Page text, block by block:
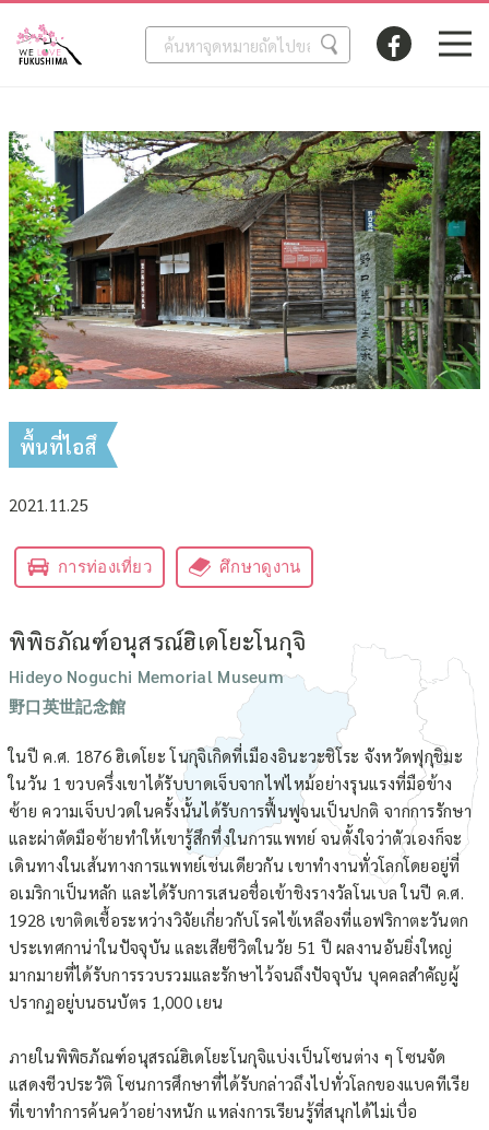
พื้นที่ไอสึ
2021.11.25
การท่องเที่ยว ศึกษาดูงาน
พิพิธภัณฑ์อนุสรณ์ฮิเดโยะโนกุจิ
Hideyo Noguchi Memorial Museum
野口英世記念館
ในปี ค.ศ. 1876 ฮิเดโยะ โนกุจิเกิดที่เมืองอินะวะชิโระ จังหวัดฟุกุชิมะ
ในวัน 1 ขวบครึ่งเขาได้รับบาดเจ็บจากไฟไหม้อย่างรุนแรงที่มือข้าง
ซ้าย ความเจ็บปวดในครั้งนั้นได้รับการฟื้นฟูจนเป็นปกติ จากการรักษา
และผ่าตัดมือซ้ายทำให้เขารู้สึกทึ่งในการแพทย์ จนตั้งใจว่าตัวเองก็จะ
เดินทางในเส้นทางการแพทย์เช่นเดียวกัน เขาทำงานทั่วโลกโดยอยู่ที่
อเมริกาเป็นหลัก และได้รับการเสนอชื่อเข้าชิงรางวัลโนเบล ในปี ค.ศ.
1928 เขาติดเชื้อระหว่างวิจัยเกี่ยวกับโรคไข้เหลืองที่แอฟริกาตะวันตก
ประเทศกาน่าในปัจจุบัน และเสียชีวิตในวัย 51 ปี ผลงานอันยิ่งใหญ่
มากมายที่ได้รับการรวบรวมและรักษาไว้จนถึงปัจจุบัน บุคคลสำคัญผู้
ปรากฏอยู่บนธนบัตร 1,000 เยน
ภายในพิพิธภัณฑ์อนุสรณ์ฮิเดโยะโนกุจิแบ่งเป็นโซนต่าง ๆ โซนจัด
แสดงชีวประวัติ โซนการศึกษาที่ได้รับกล่าวถึงไปทั่วโลกของแบคทีเรีย
ที่เขาทำการค้นคว้าอย่างหนัก แหล่งการเรียนรู้ที่สนุกได้ไม่เบื่อ